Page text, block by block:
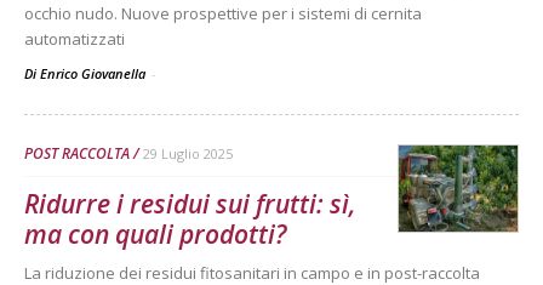
occhio nudo. Nuove prospettive per i sistemi di cernita
automatizzati
Di Enrico Giovanella -
POST RACCOLTA 29 Luglio 2025
Ridurre i residui sui frutti: sì,
ma con quali prodotti?
La riduzione dei residui fitosanitari in campo e in post-raccolta